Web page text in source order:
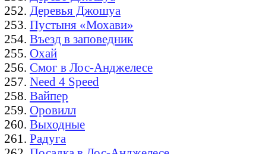
Деревья Джошуа
Пустыня «Мохави»
Въезд в заповедник
Охай
Смог в Лос-Анджелесе
Need 4 Speed
Вайпер
Оровилл
Выходные
Радуга